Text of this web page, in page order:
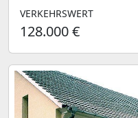
VERKEHRSWERT
128.000 €